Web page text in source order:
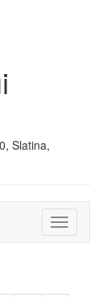
Slatina,
sau